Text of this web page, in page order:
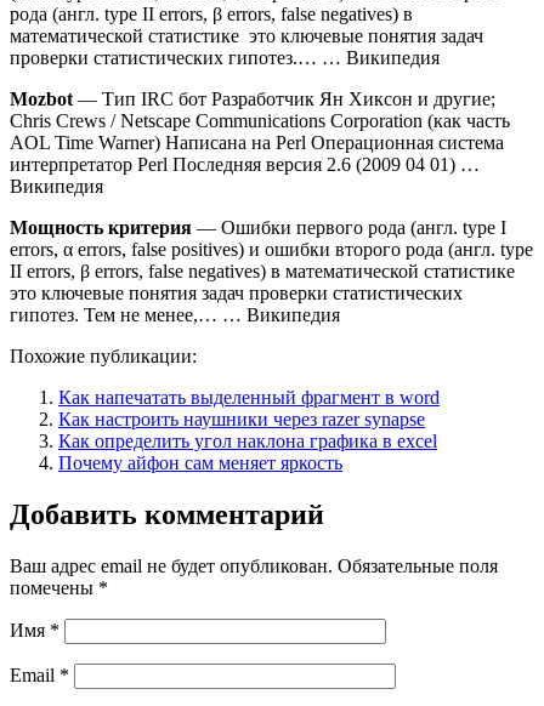
рода (англ. type II errors, β errors, false negatives) в
математической статистике это ключевые понятия задач
проверки статистических гипотез.… … Википедия
Mozbot — Тип IRC бот Разработчик Ян Хиксон и другие;
Chris Crews / Netscape Communications Corporation (как часть
AOL Time Warner) Написана на Perl Операционная система
интерпретатор Perl Последняя версия 2.6 (2009 04 01) …
Википедия
Мощность критерия — Ошибки первого рода (англ. type I
errors, α errors, false positives) и ошибки второго рода (англ. type
II errors, β errors, false negatives) в математической статистике
это ключевые понятия задач проверки статистических
гипотез. Тем не менее,… … Википедия
Похожие публикации:
Как напечатать выделенный фрагмент в word
Как настроить наушники через razer synapse
Как определить угол наклона графика в excel
Почему айфон сам меняет яркость
Добавить комментарий
Ваш адрес email не будет опубликован. Обязательные поля
помечены *
Имя *
Email *